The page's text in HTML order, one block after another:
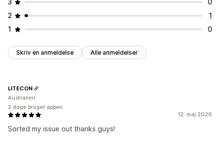
3
0
2
1
1
0
Skriv en anmeldelse Alle anmeldelser
12. maj 2026
Sorted my issue out thanks guys!
LITECON
Australien
2 dage bruger appen